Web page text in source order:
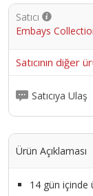
Satıcı
Embays
Satıcının diğer
Satıcıya Ulaş
Ürün Açıklaması
14 gün içinde